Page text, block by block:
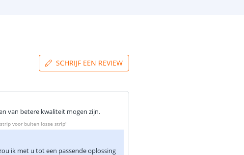
SCHRIJF EEN REVIEW
van betere kwaliteit mogen zijn.
voor buiten losse strip'
ik met u tot een passende oplossing